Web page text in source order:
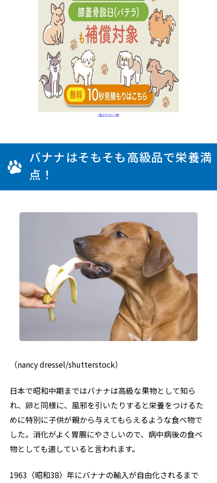
バナナはそもそも高級品で栄養満
点！
（nancy dressel/shutterstock）
日本で昭和中期まではバナナは高級な果物として知ら
れ、卵と同様に、風邪を引いたりすると栄養をつけるた
めに特別に子供が親から与えてもらえるような食べ物で
した。消化がよく胃腸にやさしいので、病中病後の食べ
物としても適していると言われます。
1963（昭和38）年にバナナの輸入が自由化されるまで